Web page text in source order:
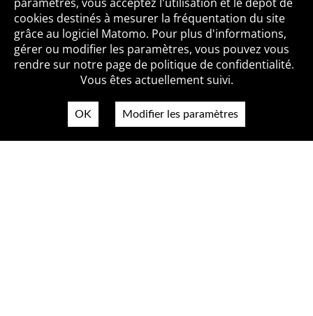
Qui sommes-nous ? Mentions légales
Accessibilité
Politique de confidentialité
Contact
cookies destinés à mesurer la fréquentation du site
grâce au logiciel Matomo. Pour plus d'informations,
gérer ou modifier les paramètres, vous pouvez vous
rendre sur notre page de politique de confidentialité.
Vous êtes actuellement suivi.
OK Modifier les paramètres